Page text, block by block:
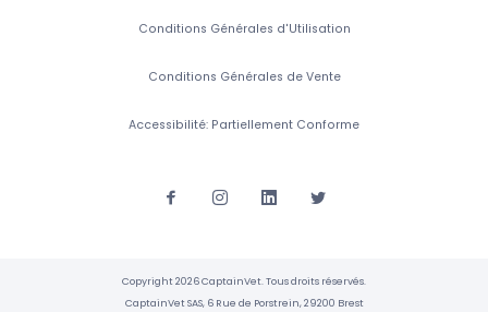
Conditions Générales d'Utilisation
Conditions Générales de Vente
Accessibilité: Partiellement Conforme
Copyright 2026 CaptainVet. Tous droits réservés.
CaptainVet SAS, 6 Rue de Porstrein, 29200 Brest